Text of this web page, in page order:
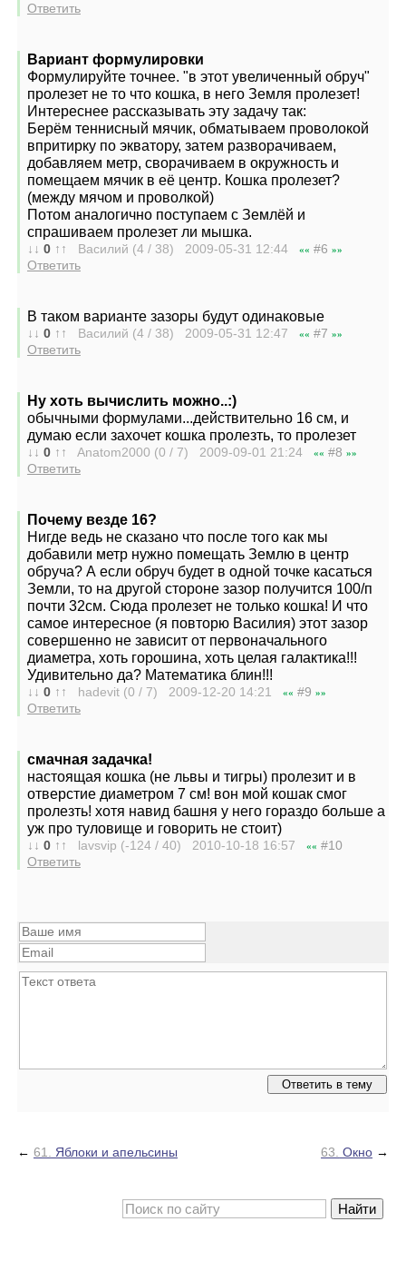
Ответить
Вариант формулировки
Формулируйте точнее. "в этот увеличенный обруч"
пролезет не то что кошка, в него Земля пролезет!
Интереснее рассказывать эту задачу так:
Берём теннисный мячик, обматываем проволокой
впритирку по экватору, затем разворачиваем,
добавляем метр, сворачиваем в окружность и
помещаем мячик в её центр. Кошка пролезет?
(между мячом и проволкой)
Потом аналогично поступаем с Землёй и
спрашиваем пролезет ли мышка.
↓↓ 0 ↑↑ Василий (4 / 38) 2009-05-31 12:44 «« #6 »»
Ответить
В таком варианте зазоры будут одинаковые
↓↓ 0 ↑↑ Василий (4 / 38) 2009-05-31 12:47 «« #7 »»
Ответить
Ну хоть вычислить можно..:)
обычными формулами...действительно 16 см, и
думаю если захочет кошка пролезть, то пролезет
↓↓ 0 ↑↑ Anatom2000 (0 / 7) 2009-09-01 21:24 «« #8 »»
Ответить
Почему везде 16?
Нигде ведь не сказано что после того как мы
добавили метр нужно помещать Землю в центр
обруча? А если обруч будет в одной точке касаться
Земли, то на другой стороне зазор получится 100/п
почти 32см. Сюда пролезет не только кошка! И что
самое интересное (я повторю Василия) этот зазор
совершенно не зависит от первоначального
диаметра, хоть горошина, хоть целая галактика!!!
Удивительно да? Математика блин!!!
↓↓ 0 ↑↑ hadevit (0 / 7) 2009-12-20 14:21 «« #9 »»
Ответить
смачная задачка!
настоящая кошка (не львы и тигры) пролезит и в
отверстие диаметром 7 см! вон мой кошак смог
пролезть! хотя навид башня у него гораздо больше а
уж про туловище и говорить не стоит)
↓↓ 0 ↑↑ lavsvip (-124 / 40) 2010-10-18 16:57 «« #10
Ответить
63. Окно →
← 61. Яблоки и апельсины